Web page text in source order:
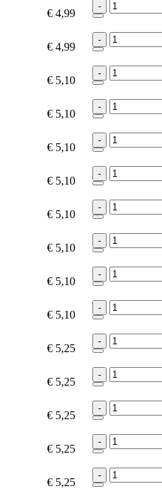
€ 4,99
-
€ 4,99
-
€ 5,10
-
€ 5,10
-
€ 5,10
-
€ 5,10
-
€ 5,10
-
€ 5,10
-
€ 5,10
-
€ 5,10
-
€ 5,25
-
€ 5,25
-
€ 5,25
-
€ 5,25
-
€ 5,25
-